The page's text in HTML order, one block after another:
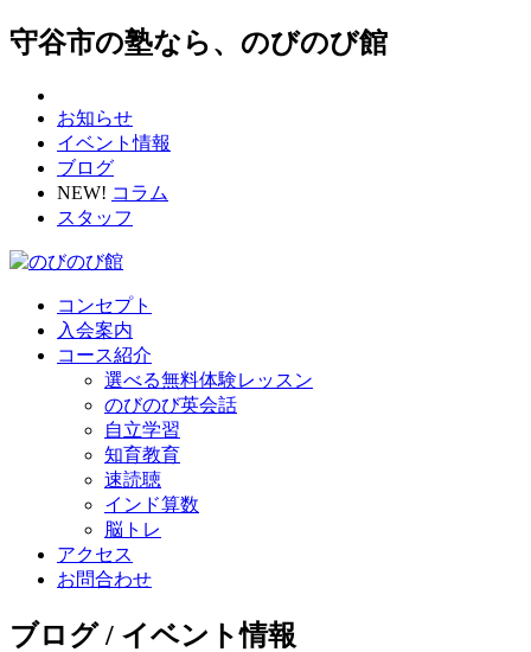
守谷市の塾なら、のびのび館
お知らせ
イベント情報
ブログ
NEW! コラム
スタッフ
コンセプト
入会案内
コース紹介
選べる無料体験レッスン
のびのび英会話
自立学習
知育教育
速読聴
インド算数
脳トレ
アクセス
お問合わせ
ブログ / イベント情報